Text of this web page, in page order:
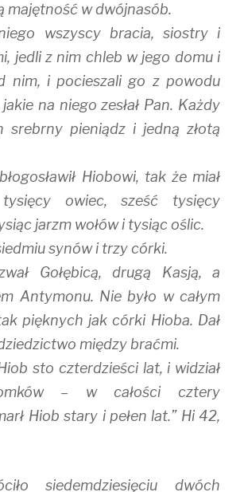
majętność w dwójnasób.
wszyscy bracia, siostry i
jedli z nim chleb w jego domu i
nim, i pocieszali go z powodu
na niego zesłał Pan. Każdy
srebrny pieniądz i jedną złotą
Hiobowi, tak że miał
tysięcy owiec, sześć tysięcy
jarzm wołów i tysiąc oślic.
synów i trzy córki.
Gołębicą, drugą Kasją, a
Antymonu. Nie było w całym
pięknych jak córki Hioba. Dał
między braćmi.
sto czterdzieści lat, i widział
– w całości cztery
Hiob stary i pełen lat.” Hi 42,
siedemdziesięciu dwóch